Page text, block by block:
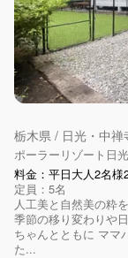
栃木県 / 日光・中禅
ポーラーリゾート日
料金：平日大人2名様
定員：5名
人工美と自然美の粋
季節の移り変わりや
ちゃんとともに ママ
た...